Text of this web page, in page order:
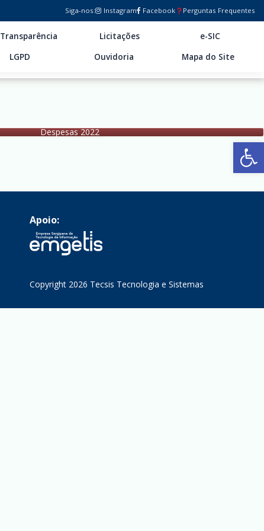
Siga-nos: Instagram Facebook Perguntas Frequentes
Transparência Licitações
e-SIC
LGPD Ouvidoria Mapa do Site
Despesas 2022
Apoio:
Copyright 2026 Tecsis Tecnologia e Sistemas